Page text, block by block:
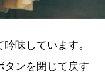
味しています。
ンを閉じて戻す